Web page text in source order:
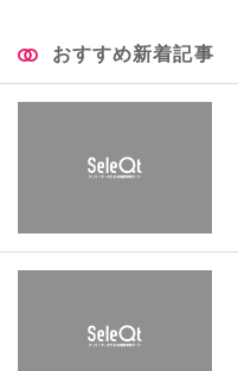
おすすめ新着記事